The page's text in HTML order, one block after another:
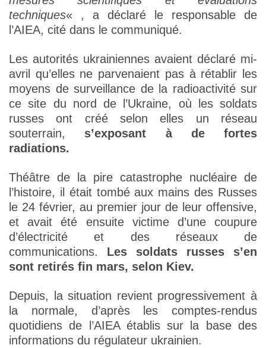
techniques« , a déclaré le responsable de
l’AIEA, cité dans le communiqué.
Les autorités ukrainiennes avaient déclaré mi-
avril qu’elles ne parvenaient pas à rétablir les
moyens de surveillance de la radioactivité sur
ce site du nord de l’Ukraine, où les soldats
russes ont créé selon elles un réseau
souterrain, s’exposant à de fortes
radiations.
Théâtre de la pire catastrophe nucléaire de
l’histoire, il était tombé aux mains des Russes
le 24 février, au premier jour de leur offensive,
et avait été ensuite victime d’une coupure
d’électricité et des réseaux de
communications. Les soldats russes s’en
sont retirés fin mars, selon Kiev.
Depuis, la situation revient progressivement à
la normale, d’après les comptes-rendus
quotidiens de l’AIEA établis sur la base des
informations du régulateur ukrainien.